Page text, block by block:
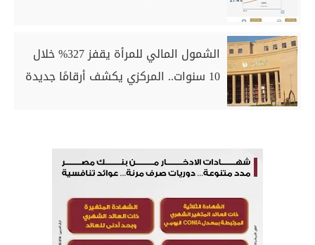
الشمول المالي للمرأة يقفز 327% خلال
10 سنوات.. المركزي يكشف أرقامًا جديدة